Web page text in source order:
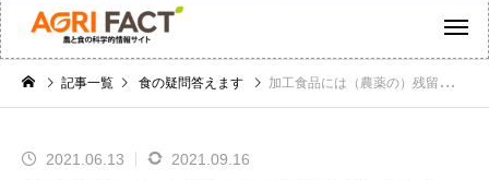
記事一覧 食の疑問答えます 加工食品には（農薬の）残留基準値がなく、食品別に公表されていない。国内で販売される小麦は残留基準値内だから調べる必要はないということでしょうか。食品別の残留基準値が必要なのではないでしょうか。
2021.06.13 2021.09.16